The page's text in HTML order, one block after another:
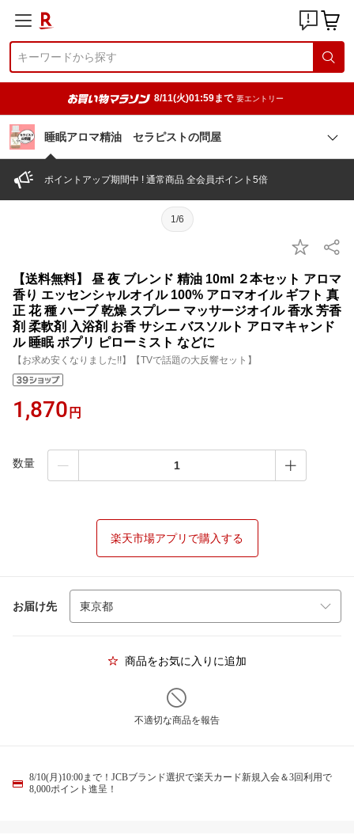
8/11(火)01:59まで 要エントリー
睡眠アロマ精油 セラピストの問屋
ポイントアップ期間中 ! 通常商品 全会員ポイント5倍
1/6
【送料無料】 昼 夜 ブレンド 精油 10ml ２本セット アロマ
香り エッセンシャルオイル 100% アロマオイル ギフト 真
正 花 種 ハーブ 乾燥 スプレー マッサージオイル 香水 芳香
剤 柔軟剤 入浴剤 お香 サシエ バスソルト アロマキャンド
ル 睡眠 ポプリ ピローミスト などに
【お求め安くなりました!!】【TVで話題の大反響セット】
1,870 円
数量
楽天市場アプリで購入する
お届け先
商品をお気に入りに追加
不適切な商品を報告
8/10(月)10:00まで！JCBブランド選択で楽天カード新規入会＆3回利用で
8,000ポイント進呈！